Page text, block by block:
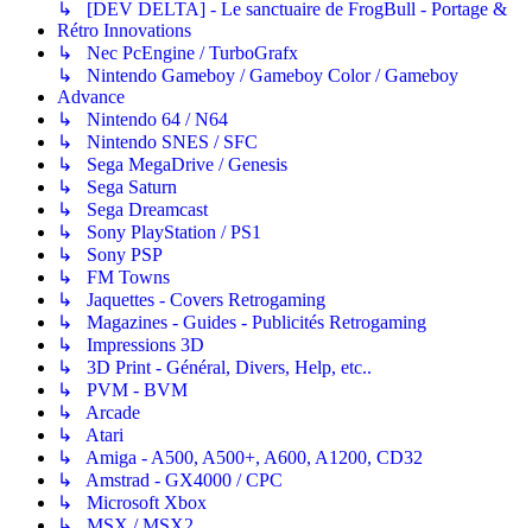
↳ [DEV DELTA] - Le sanctuaire de FrogBull - Portage &
Rétro Innovations
↳ Nec PcEngine / TurboGrafx
↳ Nintendo Gameboy / Gameboy Color / Gameboy
Advance
↳ Nintendo 64 / N64
↳ Nintendo SNES / SFC
↳ Sega MegaDrive / Genesis
↳ Sega Saturn
↳ Sega Dreamcast
↳ Sony PlayStation / PS1
↳ Sony PSP
↳ FM Towns
↳ Jaquettes - Covers Retrogaming
↳ Magazines - Guides - Publicités Retrogaming
↳ Impressions 3D
↳ 3D Print - Général, Divers, Help, etc..
↳ PVM - BVM
↳ Arcade
↳ Atari
↳ Amiga - A500, A500+, A600, A1200, CD32
↳ Amstrad - GX4000 / CPC
↳ Microsoft Xbox